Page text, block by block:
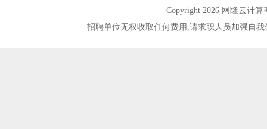
Copyright 2026 网隆云计
招聘单位无权收取任何费用,请求职人员加强自